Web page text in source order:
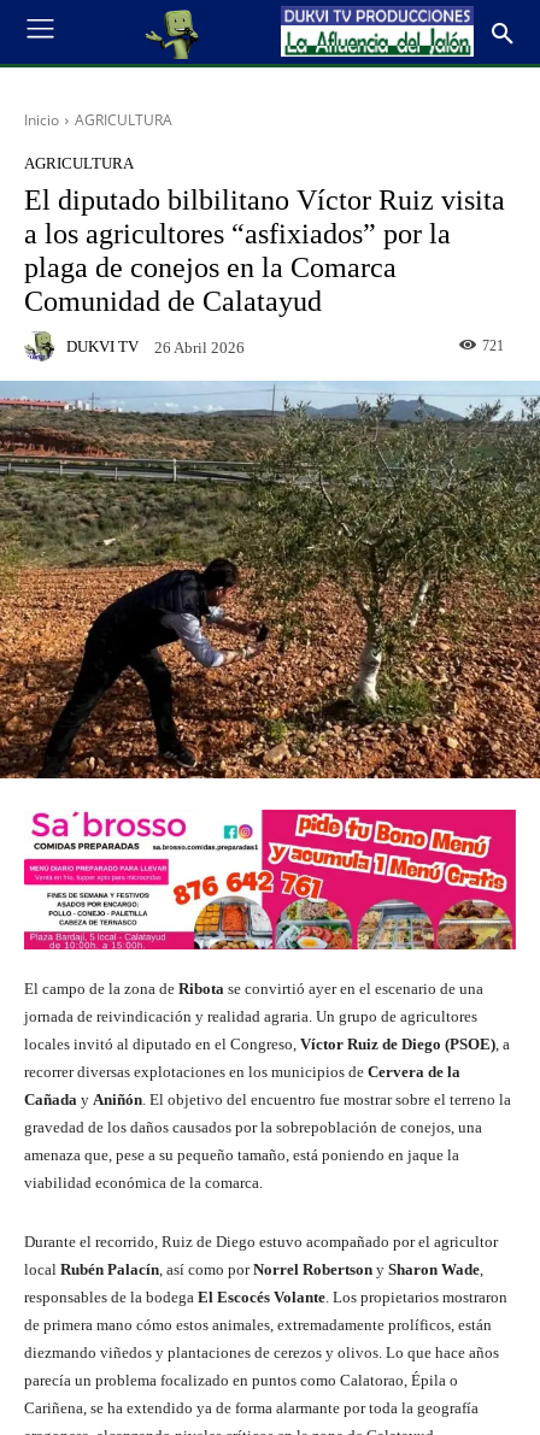
Inicio AGRICULTURA
AGRICULTURA
El diputado bilbilitano Víctor Ruiz visita
a los agricultores “asfixiados” por la
plaga de conejos en la Comarca
Comunidad de Calatayud
DUKVI TV 26 Abril 2026 721
El campo de la zona de Ribota se convirtió ayer en el escenario de una
jornada de reivindicación y realidad agraria. Un grupo de agricultores
locales invitó al diputado en el Congreso, Víctor Ruiz de Diego (PSOE) , a
recorrer diversas explotaciones en los municipios de Cervera de la
Cañada y Aniñón . El objetivo del encuentro fue mostrar sobre el terreno la
gravedad de los daños causados por la sobrepoblación de conejos, una
amenaza que, pese a su pequeño tamaño, está poniendo en jaque la
viabilidad económica de la comarca.
Durante el recorrido, Ruiz de Diego estuvo acompañado por el agricultor
local Rubén Palacín , así como porNorrel Robertson y Sharon Wade
responsables de la bodega El Escocés Volante . Los propietarios mostraron
de primera mano cómo estos animales, extremadamente prolíficos, están
diezmando viñedos y plantaciones de cerezos y olivos. Lo que hace años
parecía un problema focalizado en puntos como Calatorao, Épila o
Cariñena, se ha extendido ya de forma alarmante por toda la geografía